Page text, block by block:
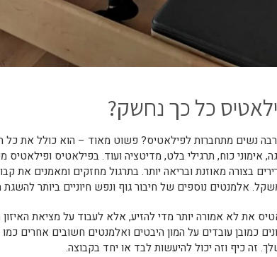
כל כך נחשק?
נשים מתחברות לפילאטיס? פשוט מאוד – הוא כולל את כל
אימוני כוח, תרגילי בלט, מדיטציה ועוד. בפילאטיס
בצורה מאוזנת ובריאה יותר. בתרגול מחזקים ומאמנים את
משקל. אלמנטים נוספים של חיבור גוף ונפש חיוניים ביותר
את לא אמורה יותר מדי להזיע, אלא לעבוד על מציאת
כמובן עובדים על המון היבטים ואלמנטים חשובים אחרים כמו
זה כיף וזה יכול להיעשות לבד או יחד בקבוצה.